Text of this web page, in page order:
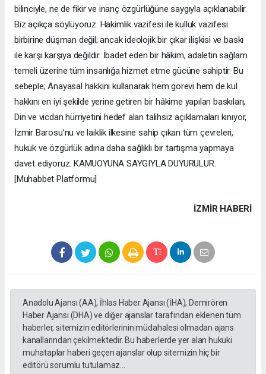
bilinciyle, ne de fikir ve inanç özgürlüğüne saygıyla açıklanabilir.
Biz açıkça söylüyoruz: Hakimlik vazifesi ile kulluk vazifesi
birbirine düşman değil; ancak ideolojik bir çıkar ilişkisi ve baskı
ile karşı karşıya değildir. İbadet eden bir hâkim, adaletin sağlam
temeli üzerine tüm insanlığa hizmet etme gücüne sahiptir. Bu
sebeple; Anayasal hakkını kullanarak hem görevi hem de kul
hakkını en iyi şekilde yerine getiren bir hâkime yapılan baskıları,
Din ve vicdan hürriyetini hedef alan talihsiz açıklamaları kınıyor,
İzmir Barosu’nu ve laiklik ilkesine sahip çıkan tüm çevreleri,
hukuk ve özgürlük adına daha sağlıklı bir tartışma yapmaya
davet ediyoruz. KAMUOYUNA SAYGIYLA DUYURULUR.
[Muhabbet Platformu]
İZMIR HABERİ
Anadolu Ajansı (AA), İhlas Haber Ajansı (İHA), Demirören
Haber Ajansı (DHA) ve diğer ajanslar tarafından eklenen tüm
haberler, sitemizin editörlerinin müdahalesi olmadan ajans
kanallarından çekilmektedir. Bu haberlerde yer alan hukuki
muhataplar haberi geçen ajanslar olup sitemizin hiç bir
editörü sorumlu tutulamaz...